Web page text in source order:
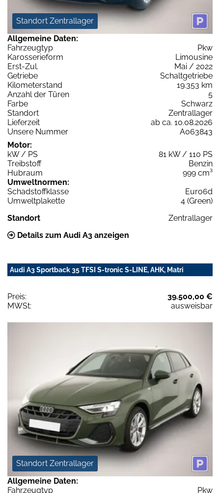
Standort Zentrallager
Allgemeine Daten:
Fahrzeugtyp
Pkw
Karosserieform
Limousine
Erst-Zul.
Mai / 2022
Getriebe
Schaltgetriebe
Kilometerstand
19.353 km
Anzahl der Türen
5
Farbe
Schwarz
Standort
Zentrallager
Lieferzeit
ab ca. 10.08.2026
Unsere Nummer
A063843
Motor:
kW / PS
81 kW / 110 PS
Treibstoff
Benzin
Hubraum
999 cm³
Umweltnormen:
Schadstoffklasse
Euro6d
Umweltplakette
4 (Green)
Standort
Zentrallager
Details zum Audi A3 anzeigen
Audi A3 Sportback 35 TFSI S-tronic S-LINE, AHK, Matri
Preis:
39.500,00 €
MWSt:
ausweisbar
Standort Zentrallager
Allgemeine Daten:
Fahrzeugtyp
Pkw